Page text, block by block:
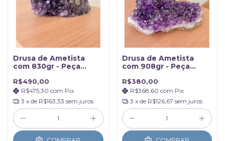
Drusa de Ametista
com 830gr - Peça
R$490,00
R$475,30 com Pix
3 x de R$163,33 sem juros
Drusa de Ametista
com 908gr - Peça
R$380,00
R$368,60 com Pix
3 x de R$126,67 sem juros